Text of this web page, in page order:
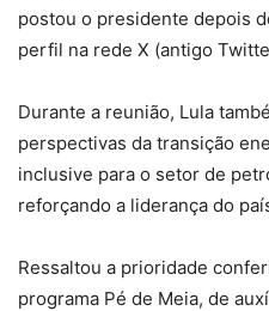
postou o presidente depois
perfil na rede X (antigo
Durante a reunião, Lula
perspectivas da transição
inclusive para o setor de
reforçando a liderança do
Ressaltou a prioridade
programa Pé de Meia, de